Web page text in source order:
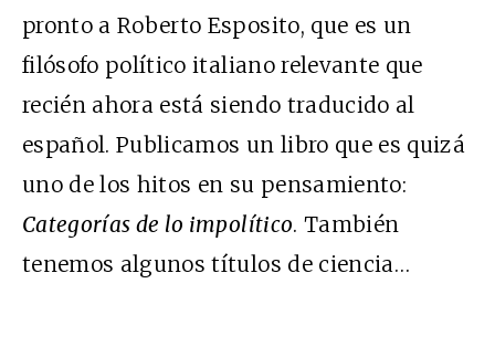
pronto a Roberto Esposito, que es un
filósofo político italiano relevante que
recién ahora está siendo traducido al
español. Publicamos un libro que es quizá
uno de los hitos en su pensamiento:
Categorías de lo impolítico. También
tenemos algunos títulos de ciencia…